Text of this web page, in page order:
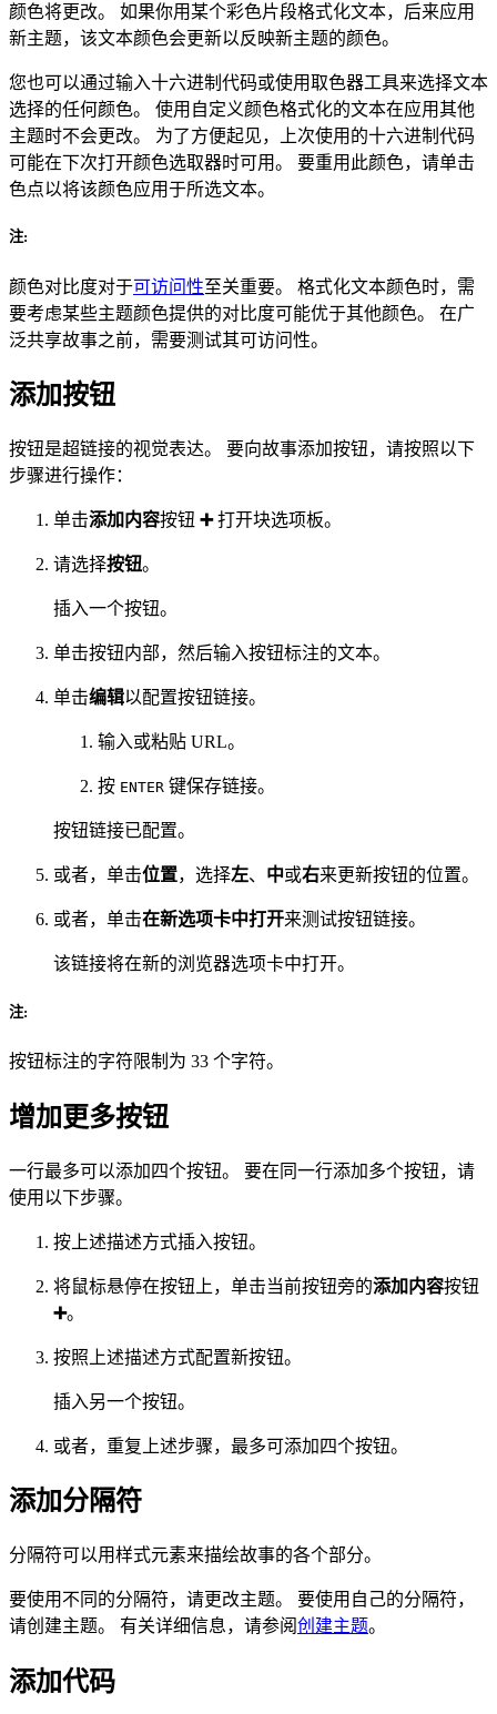
颜色将更改。 如果你用某个彩色片段格式化文本，后来应用
新主题，该文本颜色会更新以反映新主题的颜色。
您也可以通过输入十六进制代码或使用取色器工具来选择文本
选择的任何颜色。 使用自定义颜色格式化的文本在应用其他
主题时不会更改。 为了方便起见，上次使用的十六进制代码
可能在下次打开颜色选取器时可用。 要重用此颜色，请单击
色点以将该颜色应用于所选文本。
注:
颜色对比度对于可访问性至关重要。 格式化文本颜色时，需
要考虑某些主题颜色提供的对比度可能优于其他颜色。 在广
泛共享故事之前，需要测试其可访问性。
添加按钮
按钮是超链接的视觉表达。 要向故事添加按钮，请按照以下
步骤进行操作：
单击添加内容按钮 ➕打开块选项板。
请选择按钮。
插入一个按钮。
单击按钮内部，然后输入按钮标注的文本。
单击编辑以配置按钮链接。
输入或粘贴 URL。
按 ENTER 键保存链接。
按钮链接已配置。
或者，单击位置，选择左、 中或右来更新按钮的位置。
或者，单击在新选项卡中打开来测试按钮链接。
该链接将在新的浏览器选项卡中打开。
注:
按钮标注的字符限制为 33 个字符。
增加更多按钮
一行最多可以添加四个按钮。 要在同一行添加多个按钮，请
使用以下步骤。
按上述描述方式插入按钮。
将鼠标悬停在按钮上，单击当前按钮旁的添加内容按钮
➕。
按照上述描述方式配置新按钮。
插入另一个按钮。
或者，重复上述步骤，最多可添加四个按钮。
添加分隔符
分隔符可以用样式元素来描绘故事的各个部分。
要使用不同的分隔符，请更改主题。 要使用自己的分隔符，
请创建主题。 有关详细信息，请参阅创建主题。
添加代码